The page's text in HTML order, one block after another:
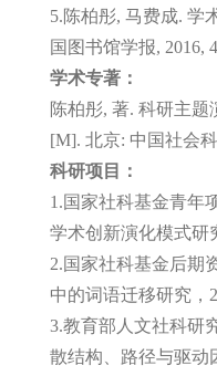
5.陈柏彤, 马费成. 学
国图书馆学报, 2016,
学术专著：
陈柏彤, 著. 科研主
[M]. 北京: 中国社会
科研项目：
1.国家社科基金青年
学术创新演化模式研
2.国家社科基金后期
中的词语迁移研究，
3.教育部人文社科研
散结构、路径与驱动